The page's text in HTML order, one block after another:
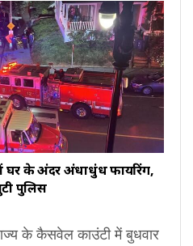
घर के अंदर अंधाधुंध फायरिंग,
पुलिस
के कैसवेल काउंटी में बुधवार